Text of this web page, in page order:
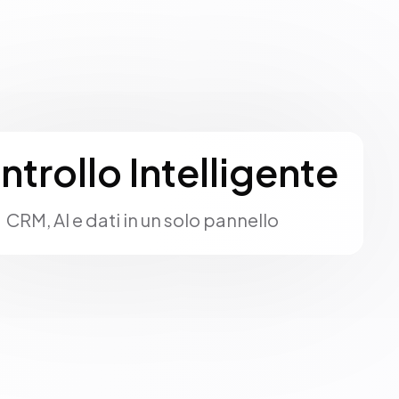
Intelligente
CRM, AI e dati in un solo pannello